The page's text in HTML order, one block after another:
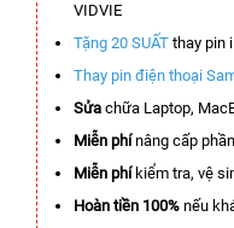
VIDVIE
Tặng 20 SUẤT thay pin
Thay pin điện thoại
Sửa chữa Laptop,
Miễn phínâng cấp
Miễn phíkiểm tra, vệ
Hoàn tiền 100% nếu